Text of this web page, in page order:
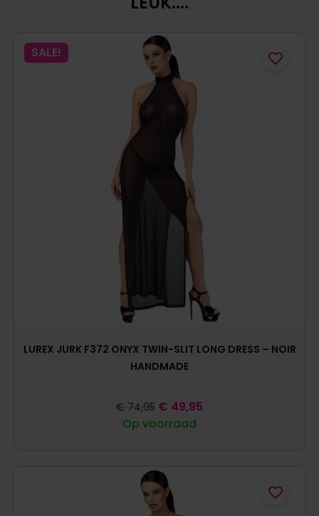
SALE!
LUREX JURK F372 ONYX TWIN-SLIT LONG DRESS – NOIR
HANDMADE
Op voorraad
€ 74,95 € 49,95